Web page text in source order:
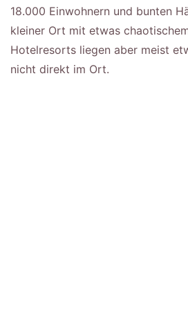
18.000 Einwohnern und bunten
kleiner Ort mit etwas
Hotelresorts liegen aber meist
nicht direkt im Ort.